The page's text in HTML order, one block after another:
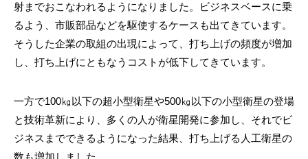
射までおこなわれるようになりました。ビジネスベースに乗
るよう、市販部品などを駆使するケースも出てきています。
そうした企業の取組の出現によって、打ち上げの頻度が増加
し、打ち上げにともなうコストが低下してきています。
一方で100㎏以下の超小型衛星や500㎏以下の小型衛星の登場
と技術革新により、多くの人が衛星開発に参加し、それでビ
ジネスまでできるようになった結果、打ち上げる人工衛星の